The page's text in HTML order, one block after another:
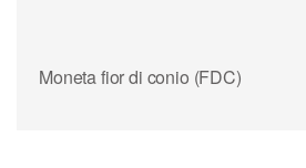
Moneta fior di conio (FDC)